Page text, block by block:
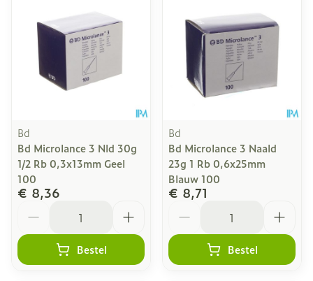
Bd
Bd Microlance 3 Nld 30g
1/2 Rb 0,3x13mm Geel
100
€ 8,36
Bestel
Bd
Bd Microlance 3 Naald
23g 1 Rb 0,6x25mm
Blauw 100
€ 8,71
Bestel